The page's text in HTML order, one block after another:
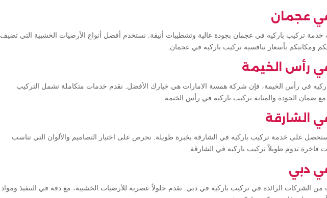
في عجمان
تركيب باركيه في عجمان بجودة عالية وتشطيبات أنيقة. نستخدم أفضل أنواع الأرضيات الخشبية التي تضيف
ومكاتبكم بأسعار تنافسية تركيب باركيه في عجمان.
رأس الخيمة
في رأس الخيمة، فإن شركة همسة الامارات هي خيارك الأفضل. نقدم خدمات متكاملة تشمل التركيب
مع ضمان الجودة والمتانة تركيب باركيه في رأس الخيمة.
الشارقة
على خدمة تركيب باركيه في الشارقة بخبرة طويلة. نحرص على اختيار التصاميم والألوان التي تناسب
فاخرة تدوم طويلاً تركيب باركيه في الشارقة.
دبي
الشركات الرائدة في تركيب باركيه في دبي. نقدم حلولاً عصرية للأرضيات الخشبية، مع دقة في التنفيذ ومواد